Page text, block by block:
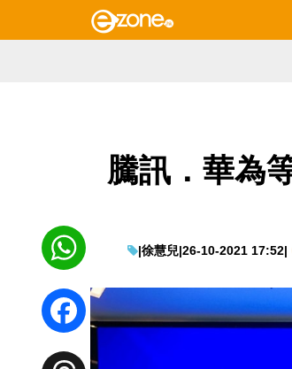
騰訊．華為
|徐慧兒|26-10-2021 17:52|
WhatsApp
Facebook